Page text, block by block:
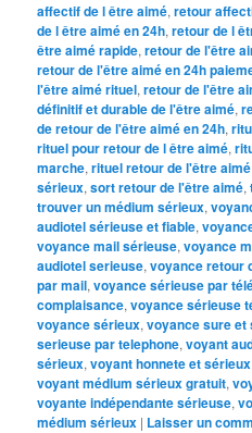
affectif de l être aimé,retour
de l être aimé en 24h,retour de l
être aimé rapide,retour de l'être
retour de l'être aimé en 24h
l'être aimé rituel,retour de l'être
définitif et durable de l'être aimé,
de retour de l'être aimé en 24h,
rituel pour retour de l être aimé,
marche,rituel retour de l'être
sérieux,sort retour de l'être aimé,
trouver un médium sérieux,
audiotel sérieuse et fiable,
voyance mail sérieuse,voyance
audiotel serieuse,voyance retour
par mail,voyance sérieuse par
complaisance,voyance sérieuse
voyance sérieux,voyance sure et
serieuse par telephone,voyant
sérieux,voyant honnete et sérieux
voyant médium sérieux gratuit,
voyante indépendante sérieuse,
médium sérieux | Laisser un